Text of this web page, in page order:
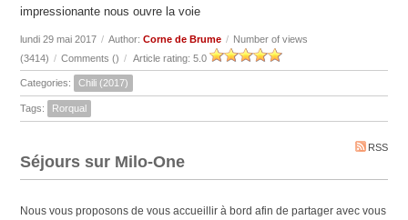
impressionante nous ouvre la voie
lundi 29 mai 2017 / Author:Corne de Brume / Number of views
(3414) / Comments () / Article rating: 5.0
Categories: Chili (2017)
Tags: Rorqual
RSS
Séjours sur Milo-One
Nous vous proposons de vous accueillir à bord afin de partager avec vous